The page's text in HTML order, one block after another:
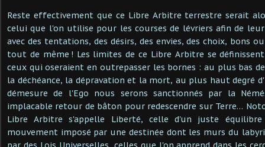
Reste effectivement que ce Libre Arbitre terrestre serait
celui que l'on utilise pour les courses de lévriers afin de
avec des tentations, des désirs, des envies, des choix, bons
tout de même ! Les limites de ce Libre Arbitre se
ceux qui oseraient en outrepasser les bornes : au plus bas
la déchéance, la dépravation et la mort, au plus haut degré
démesure de l'Ego nous serons sanctionnés par la
implacable retour de bâton pour redescendre sur Terre…
Libre Arbitre s'appelle Liberté, celle d'un juste
mouvement imposé par une destinée dont les murs du